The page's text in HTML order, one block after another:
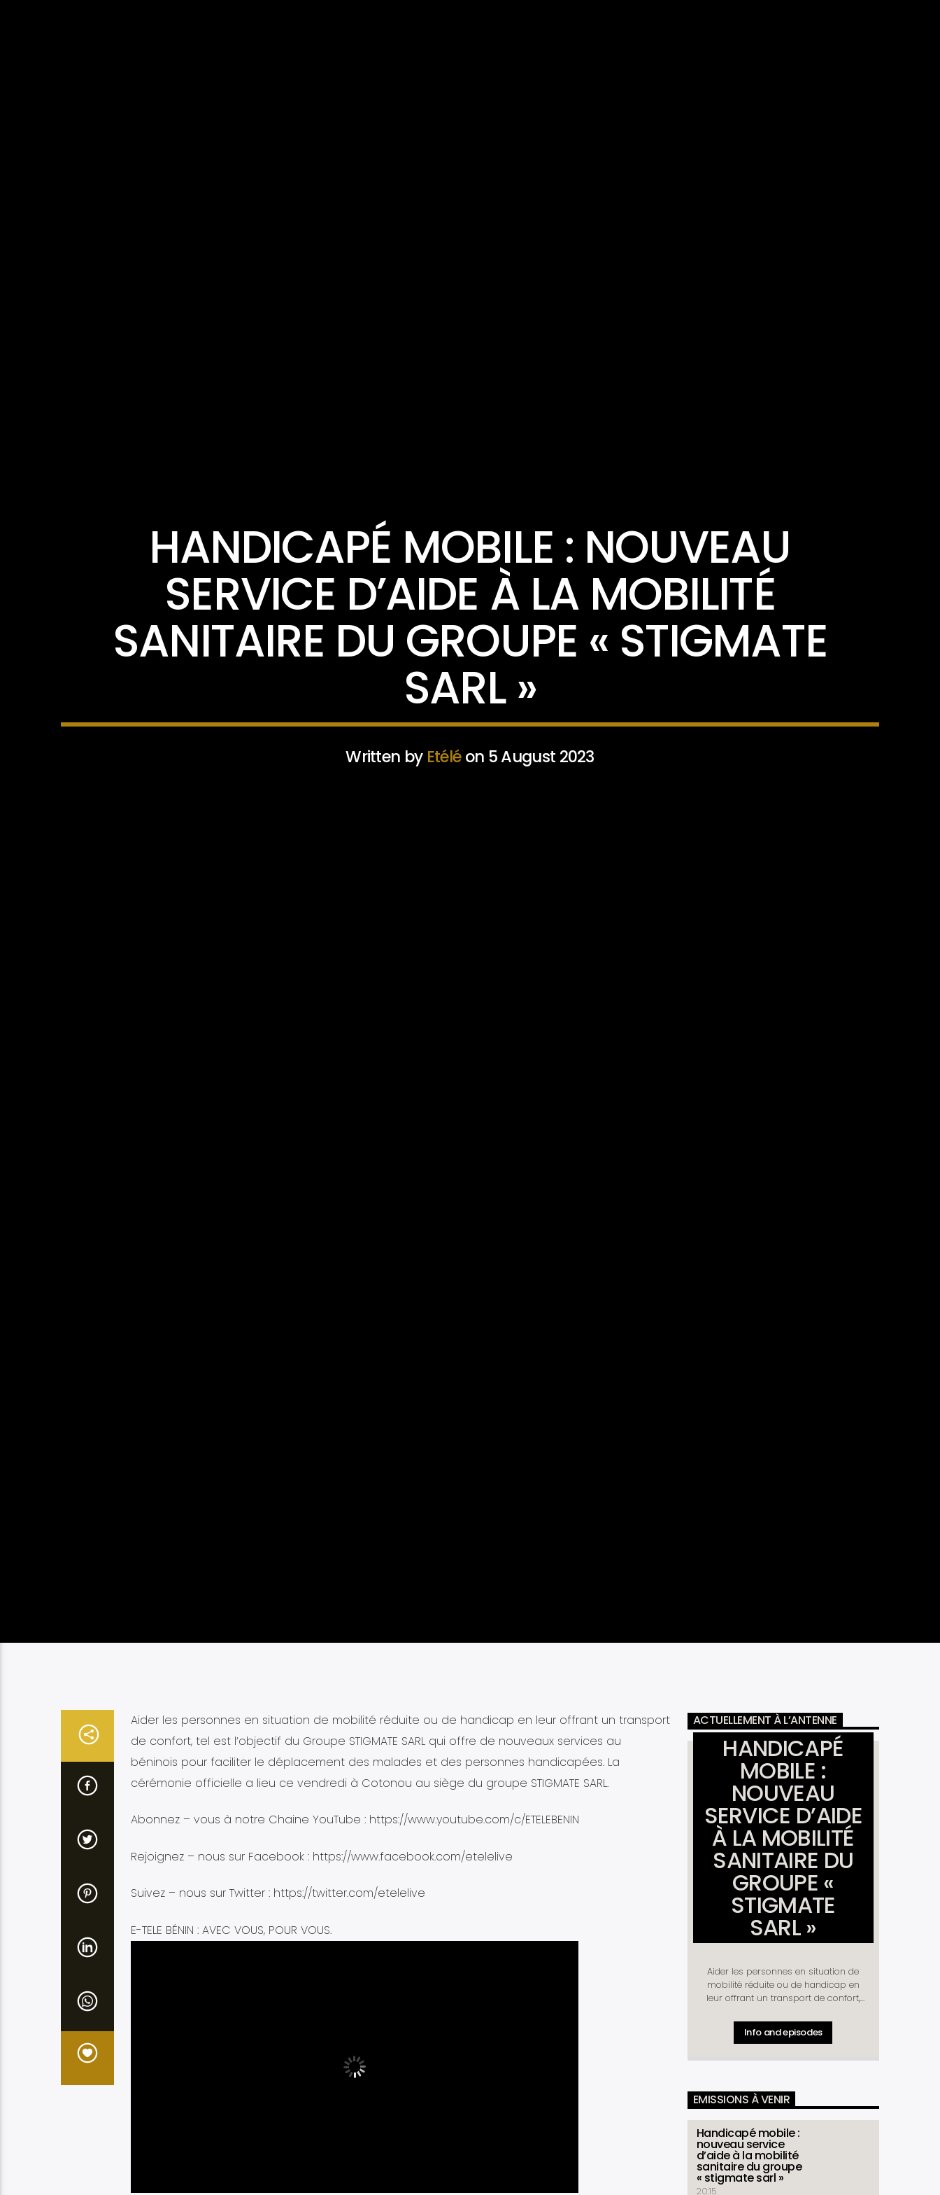
HANDICAPÉ MOBILE : NOUVEAU
SERVICE D’AIDE À LA MOBILITÉ
SANITAIRE DU GROUPE « STIGMATE
SARL »
Written by Etéléon 5 August 2023
Aider les personnes en situation de mobilité réduite ou de handicap en leur offrant un transport
de confort, tel est l’objectif du Groupe STIGMATE SARL qui offre de nouveaux services au
béninois pour faciliter le déplacement des malades et des personnes handicapées. La
cérémonie officielle a lieu ce vendredi à Cotonou au siège du groupe STIGMATE SARL.
Abonnez – vous à notre Chaine YouTube : https://www.youtube.com/c/ETELEBENIN
Rejoignez – nous sur Facebook : https://www.facebook.com/etelelive
Suivez – nous sur Twitter : https://twitter.com/etelelive
E-TELE BÉNIN : AVEC VOUS, POUR VOUS.
ACTUELLEMENT À L’ANTENNE
HANDICAPÉ
MOBILE :
NOUVEAU
SERVICE D’AIDE
À LA MOBILITÉ
SANITAIRE DU
GROUPE «
STIGMATE
SARL »
Aider les personnes en situation de
mobilité réduite ou de handicap en
leur offrant un transport de confort,
SARL [...]
Info and episodes
EMISSIONS À VENIR
Handicapé mobile :
nouveau service
d’aide à la mobilité
sanitaire du groupe
« stigmate sarl »
20:15